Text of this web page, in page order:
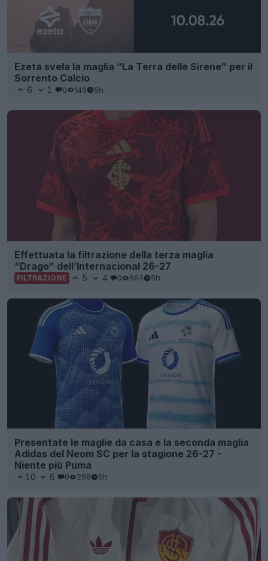
Ezeta svela la maglia “La Terra delle Sirene” per il
Sorrento Calcio
6 1 0 149 5h
Effettuata la filtrazione della terza maglia
“Drago” dell’Internacional 26-27
FILTRAZIONE 5 4 0 664 5h
Presentate le maglie da casa e la seconda maglia
Adidas del Neom SC per la stagione 26-27 -
Niente più Puma
10 6 0 288 5h